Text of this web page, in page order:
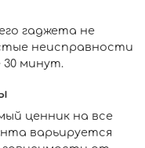
гаджета не
неисправности
минут.
ценник на все
варьируется